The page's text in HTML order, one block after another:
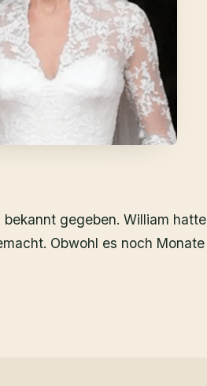
gegeben. William hatte
Obwohl es noch Monate